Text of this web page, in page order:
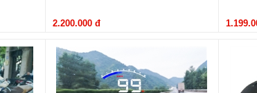
2.200.000 đ